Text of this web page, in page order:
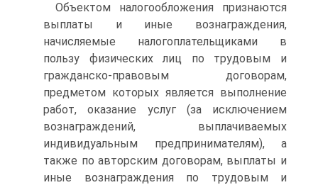
Объектом налогообложения признаются
выплаты и иные вознаграждения,
начисляемые налогоплательщиками в
пользу физических лиц по трудовым и
гражданско-правовым договорам,
предметом которых является выполнение
работ, оказание услуг (за исключением
вознаграждений, выплачиваемых
индивидуальным предпринимателям), а
также по авторским договорам, выплаты и
иные вознаграждения по трудовым и